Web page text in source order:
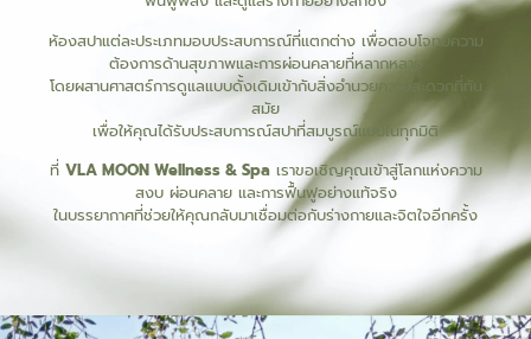
ห้องสปาแต่ละประเภทมอบประสบการณ์ที่แตกต่าง เพื่อตอบโจทย์ความ
ต้องการด้านสุขภาพและการผ่อนคลายที่หลากหลาย
โดยผสานศาสตร์การดูแลแบบดั้งเดิมเข้ากับสิ่งอำนวยความสะดวกที่ทัน
สมัย
เพื่อให้คุณได้รับประสบการณ์สปาที่สมบูรณ์แบบในทุกมิติ
ที่ VLA MOON Wellness & Spaเราขอเชิญคุณเข้าสู่โลกแห่งความ
สงบ ผ่อนคลาย และการฟื้นฟูอย่างแท้จริง
ในบรรยากาศที่ช่วยให้คุณกลับมาเชื่อมต่อกับร่างกายและจิตใจอีกครั้ง